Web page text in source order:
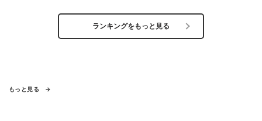
ランキングをもっと見る
もっと見る